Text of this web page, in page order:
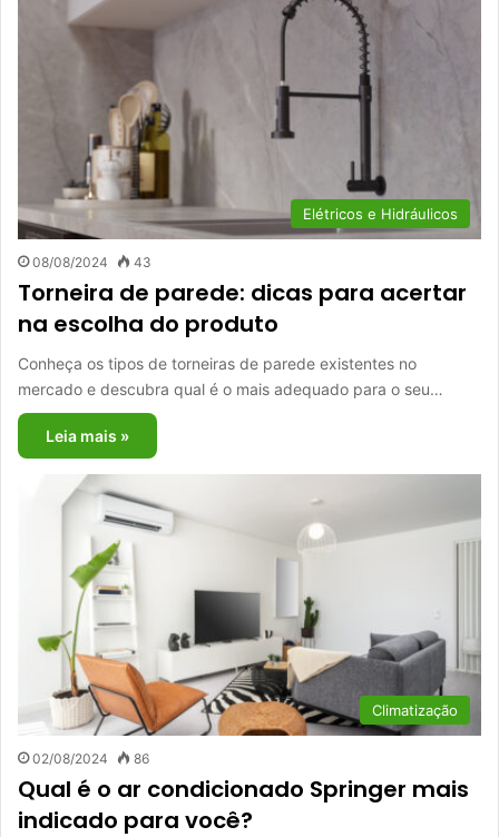
Elétricos e Hidráulicos
08/08/2024 43
Torneira de parede: dicas para acertar
na escolha do produto
Conheça os tipos de torneiras de parede existentes no
mercado e descubra qual é o mais adequado para o seu…
Leia mais »
Climatização
02/08/2024 86
Qual é o ar condicionado Springer mais
indicado para você?